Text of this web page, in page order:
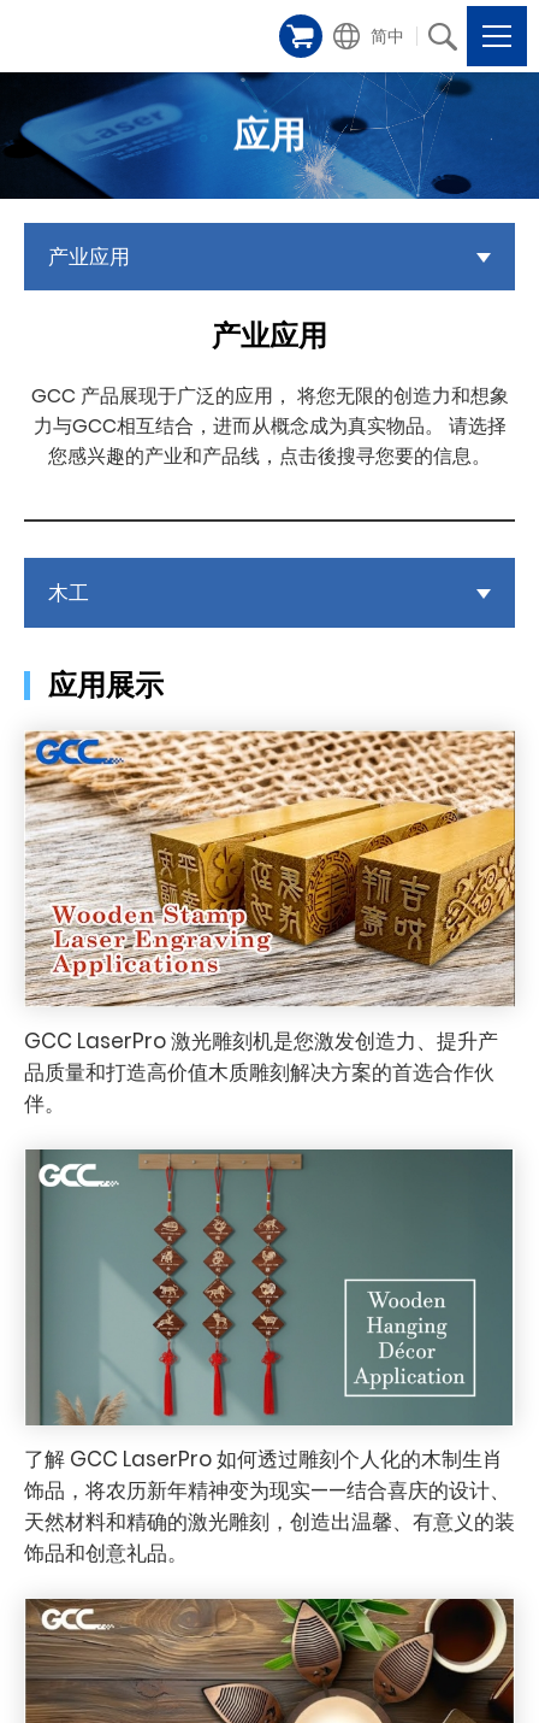
简中
应用
产业应用
产业应用
GCC 产品展现于广泛的应用， 将您无限的创造力和想象
力与GCC相互结合，进而从概念成为真实物品。 请选择
您感兴趣的产业和产品线，点击後搜寻您要的信息。
木工
应用展示
GCC LaserPro 激光雕刻机是您激发创造力、提升产
品质量和打造高价值木质雕刻解决方案的首选合作伙
伴。
了解 GCC LaserPro 如何透过雕刻个人化的木制生肖
饰品，将农历新年精神变为现实——结合喜庆的设计、
天然材料和精确的激光雕刻，创造出​​温馨、有意义的装
饰品和创意礼品。